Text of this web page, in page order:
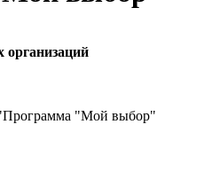
организаций
"Программа "Мой выбор"